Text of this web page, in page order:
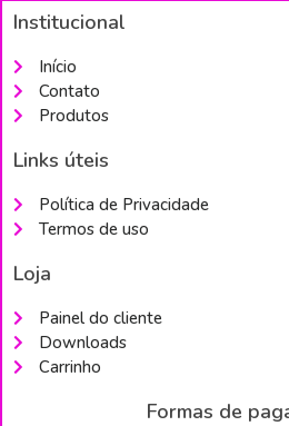
Institucional
Início
Contato
Produtos
Links úteis
Política de Privacidade
Termos de uso
Loja
Painel do cliente
Downloads
Carrinho
Formas de